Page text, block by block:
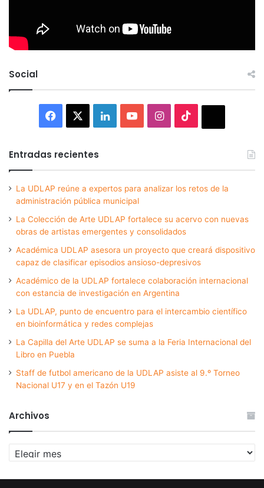
Social
Facebook LinkedInYouTubeInstagram
Entradas recientes
La UDLAP reúne a expertos para analizar los retos de la
administración pública municipal
La Colección de Arte UDLAP fortalece su acervo con nuevas
obras de artistas emergentes y consolidados
Académica UDLAP asesora un proyecto que creará dispositivo
capaz de clasificar episodios ansioso-depresivos
Académico de la UDLAP fortalece colaboración internacional
con estancia de investigación en Argentina
La UDLAP, punto de encuentro para el intercambio científico
en bioinformática y redes complejas
La Capilla del Arte UDLAP se suma a la Feria Internacional del
Libro en Puebla
Staff de futbol americano de la UDLAP asiste al 9.º Torneo
Nacional U17 y en el Tazón U19
Archivos
Archivos